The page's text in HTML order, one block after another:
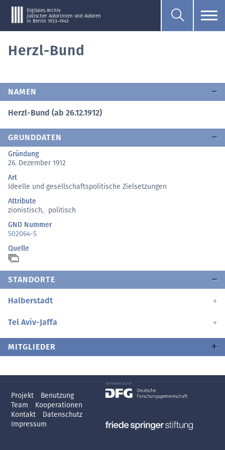
Digitales Archiv
jüdischer Autorinnen und Autoren
in Berlin 1933–1945
Herzl-Bund
NAMEN
Herzl-Bund (ab 26.12.1912)
GRUNDDATEN
Gründung
26. Dezember 1912
Art
Ideelle und gesellschaftspolitische Zielsetzungen
Attribute
zionistisch, politisch
GND Nummer
502064-5
Quelle
STANDORTE
Halberstadt
Tel Aviv-Jaffa
MITGLIEDER
Projekt
Benutzung
Team
Kooperationen
Kontakt
Datenschutz
Impressum